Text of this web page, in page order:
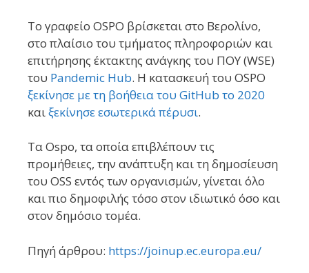
Το γραφείο OSPO βρίσκεται στο Βερολίνο,
στο πλαίσιο του τμήματος πληροφοριών και
επιτήρησης έκτακτης ανάγκης του ΠΟΥ (WSE)
του Pandemic Hub. Η κατασκευή του OSPO
ξεκίνησε με τη βοήθεια του GitHub το 2020
καιξεκίνησε εσωτερικά πέρυσι.
Τα Ospo, τα οποία επιβλέπουν τις
προμήθειες, την ανάπτυξη και τη δημοσίευση
του OSS εντός των οργανισμών, γίνεται όλο
και πιο δημοφιλής τόσο στον ιδιωτικό όσο και
στον δημόσιο τομέα.
Πηγή άρθρου: https://joinup.ec.europa.eu/